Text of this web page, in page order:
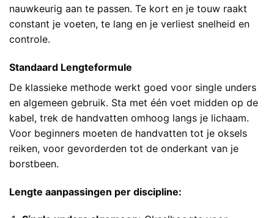
nauwkeurig aan te passen. Te kort en je touw raakt
constant je voeten, te lang en je verliest snelheid en
controle.
Standaard Lengteformule
De klassieke methode werkt goed voor single unders
en algemeen gebruik. Sta met één voet midden op de
kabel, trek de handvatten omhoog langs je lichaam.
Voor beginners moeten de handvatten tot je oksels
reiken, voor gevorderden tot de onderkant van je
borstbeen.
Lengte aanpassingen per discipline: